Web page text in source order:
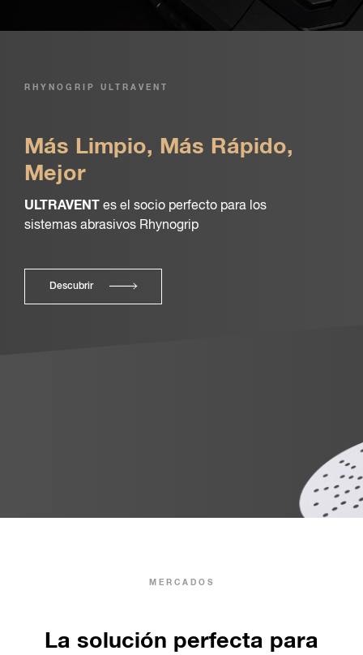
RHYNOGRIP ULTRAVENT
Más Limpio, Más Rápido,
Mejor
ULTRAVENT es el socio perfecto para los
sistemas abrasivos Rhynogrip
Descubrir
MERCADOS
La solución perfecta para